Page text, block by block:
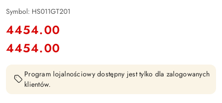
Symbol: HS011GT201
cena:
4454.00
Cena:
4454.00
Program lojalnościowy dostępny jest tylko dla zalogowanych
klientów.